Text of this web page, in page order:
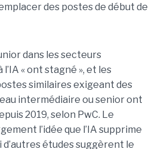
des postes de début de
dans les secteurs
« ont stagné », et les
similaires exigeant des
intermédiaire ou senior ont
2019, selon PwC. Le
l’idée que l’IA supprime
d’autres études suggèrent le